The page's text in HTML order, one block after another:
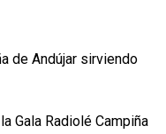
de Andújar sirviendo
Gala Radiolé Campiña